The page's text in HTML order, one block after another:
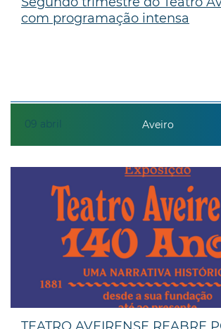
09 abril
com programação intensa
Aveiro
TEATRO AVEIRENSE REABRE